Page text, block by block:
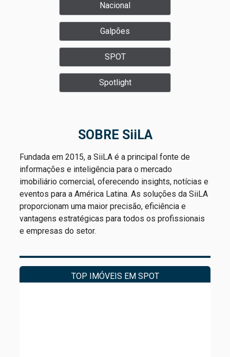
Nacional
Galpões
SPOT
Spotlight
SOBRE SiiLA
Fundada em 2015, a SiiLA é a principal fonte de
informações e inteligência para o mercado
imobiliário comercial, oferecendo insights, notícias e
eventos para a América Latina. As soluções da SiiLA
proporcionam uma maior precisão, eficiência e
vantagens estratégicas para todos os profissionais
e empresas do setor.
TOP IMÓVEIS EM SPOT